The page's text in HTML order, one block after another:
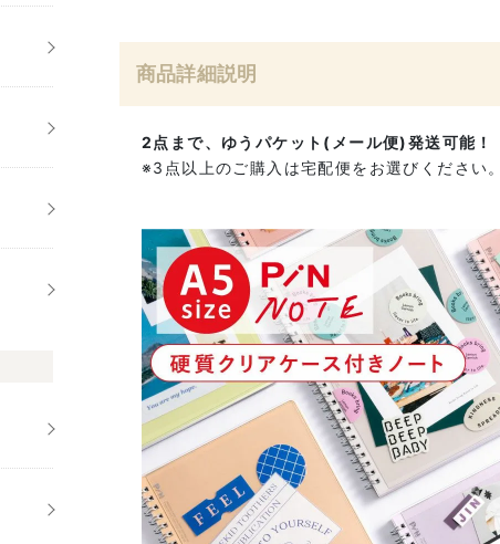
商品詳細説明
2点まで、ゆうパケット(メール便)発送可能！
※3点以上のご購入は宅配便をお選びください。